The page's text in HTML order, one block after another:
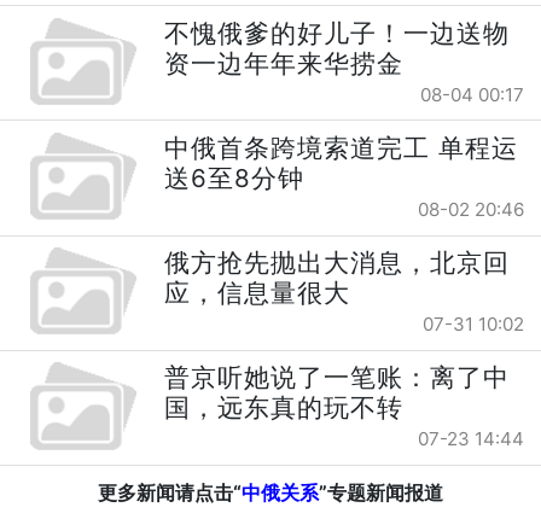
不愧俄爹的好儿子！一边送物
资一边年年来华捞金
08-04 00:17
中俄首条跨境索道完工 单程运
送6至8分钟
08-02 20:46
俄方抢先抛出大消息，北京回
应，信息量很大
07-31 10:02
普京听她说了一笔账：离了中
国，远东真的玩不转
07-23 14:44
更多新闻请点击“中俄关系”专题新闻报道